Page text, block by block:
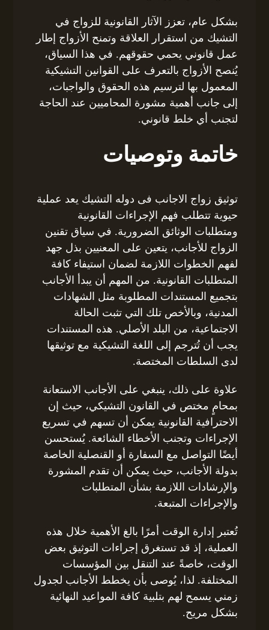
بشكل عام، تعزز الآثار القانونية للزواج في
التشيك من استقرار العلاقة وتمنح الأزواج إطار
عمل قانوني يحمي حقوقهم. في هذا السياق،
يُنصح الأزواج بالتعرف على القوانين التشيكية
المعمول بها لترسيم هذه الحقوق والواجبات،
إلى جانب أهمية مشورة المحاميين عند الحاجة
لتجنب أي خلط قانوني.
خاتمة وتوصيات
توثيق زواج الاجانب فى دوله التشيك يعد عملية
حيوية تتطلب فهم الإجراءات القانونية
ومتطلبات الوثائق الضرورية. في سياق تقنين
الزواج للأجانب، يتعين على المعنيين بذل جهد
لفهم الخطوات اللازمة لضمان استيفاء كافة
المتطلبات القانونية. من المهم أن يبدأ الأجانب
بتجميع المستندات المطلوبة مثل الشهادات
المدنية، وبالأخص تلك التي تثبت الحالة
الاجتماعية، من البلد الأصلي. هذه المستندات
يجب أن تُترجم إلى اللغة التشيكية مع توثيقها
لدى السلطات المختصة.
علاوة على ذلك، ينبغي على الأجانب الاستعانة
بمحامٍ مختص في القانون التشيكي، حيث إن
الاحترافية القانونية يمكن أن تسهم في تسريع
الإجراءات وتجنب الأخطاء الشائعة. يُستحسن
أيضًا التواصل مع السفارة أو القنصلية الخاصة
بدولة الأجانب، حيث يمكن أن تقدم المشورة
والإرشادات اللازمة بشأن المتطلبات
والإجراءات المتبعة.
تُعتبر إدارة الوقت أمرًا بالغ الأهمية خلال هذه
العملية، إذ قد تستغرق إجراءات التوثيق بعض
الوقت، خاصةً عند التنقل بين المؤسسات
المختلفة. لذا، يُوصى بأن يخطط الأجانب لجدول
زمني يسمح لهم بتلبية كافة المواعيد النهائية
بشكل مريح.